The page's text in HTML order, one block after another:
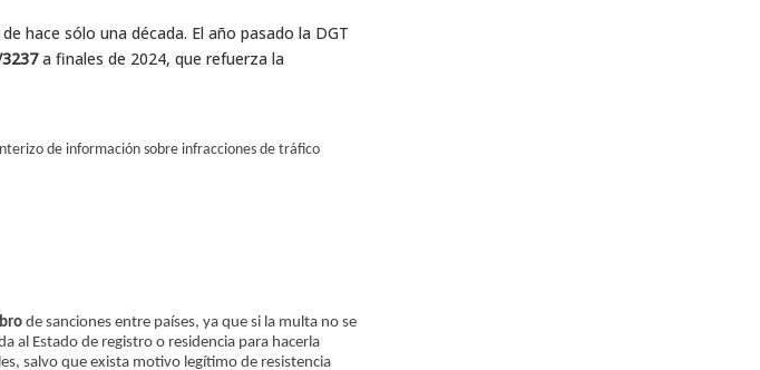
hace sólo una década. El año pasado la DGT
a finales de 2024, que refuerza la
de información sobre infracciones de tráfico
de sanciones entre países, ya que si la multa no se
al Estado de registro o residencia para hacerla
salvo que exista motivo legítimo de resistencia